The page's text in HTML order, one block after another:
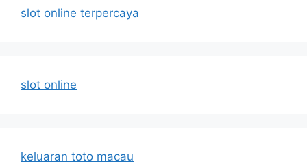
slot online terpercaya
slot online
keluaran toto macau